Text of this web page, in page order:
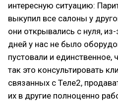
интересную ситуацию:
выкупил все салоны у
они открывались с нуля,
дней у нас не было
пустовали и единственное,
так это консультировать
связанных с Теле2,
их в другие полноценно